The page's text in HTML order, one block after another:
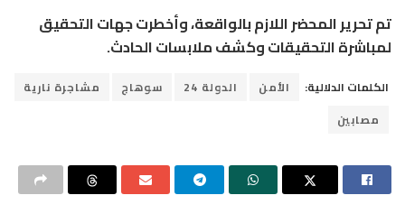
تم تحرير المحضر اللازم بالواقعة، وأخطرت جهات التحقيق
لمباشرة التحقيقات وكشف ملابسات الحادث.
الكلمات الدلالية: الأمن الدولة 24 سوهاج
مشاجرة نارية
مصابين